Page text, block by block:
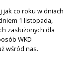
jak co roku w dniach
1 listopada,
zasłużonych dla
WKD
wśród nas.